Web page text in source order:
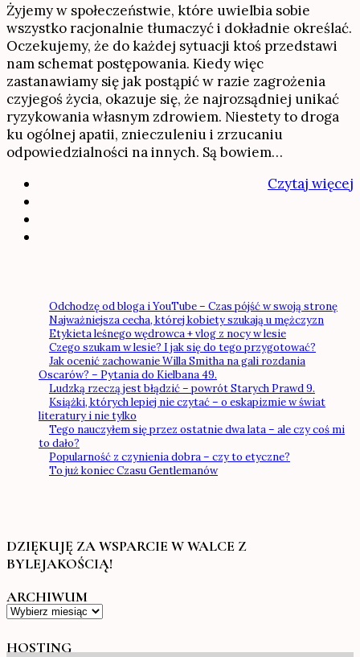
Żyjemy w społeczeństwie, które uwielbia sobie
wszystko racjonalnie tłumaczyć i dokładnie określać.
Oczekujemy, że do każdej sytuacji ktoś przedstawi
nam schemat postępowania. Kiedy więc
zastanawiamy się jak postąpić w razie zagrożenia
czyjegoś życia, okazuje się, że najrozsądniej unikać
ryzykowania własnym zdrowiem. Niestety to droga
ku ogólnej apatii, znieczuleniu i zrzucaniu
odpowiedzialności na innych. Są bowiem…
Czytaj więcej
Odchodzę od bloga i YouTube – Czas pójść w swoją stronę
Najważniejsza cecha, której kobiety szukają u mężczyzn
Etykieta leśnego wędrowca + vlog z nocy w lesie
Czego szukam w lesie? I jak się do tego przygotować?
Jak ocenić zachowanie Willa Smitha na gali rozdania
Oscarów? – Pytania do Kielbana 49.
Ludzką rzeczą jest błądzić – powrót Starych Prawd 9.
Książki, których lepiej nie czytać – o eskapizmie w świat
literatury i nie tylko
Tego nauczyłem się przez ostatnie dwa lata – ale czy coś mi
to dało?
Popularność z czynienia dobra – czy to etyczne?
To już koniec Czasu Gentlemanów
DZIĘKUJĘ ZA WSPARCIE W WALCE Z
BYLEJAKOŚCIĄ!
ARCHIWUM
Archiwum
HOSTING